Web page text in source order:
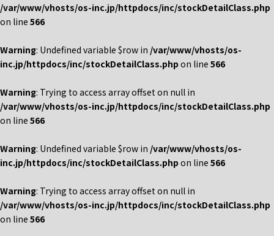
/var/www/vhosts/os-inc.jp/httpdocs/inc/stockDetailClass.php
on line 566
Warning: Undefined variable $row in /var/www/vhosts/os-
inc.jp/httpdocs/inc/stockDetailClass.php on line 566
Warning: Trying to access array offset on null in
/var/www/vhosts/os-inc.jp/httpdocs/inc/stockDetailClass.php
on line 566
Warning: Undefined variable $row in /var/www/vhosts/os-
inc.jp/httpdocs/inc/stockDetailClass.php on line 566
Warning: Trying to access array offset on null in
/var/www/vhosts/os-inc.jp/httpdocs/inc/stockDetailClass.php
on line 566